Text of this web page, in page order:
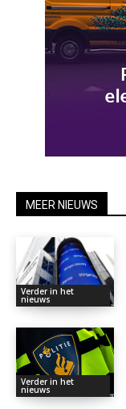
MEER NIEUWS
Verder in het
nieuws
Verder in het
nieuws